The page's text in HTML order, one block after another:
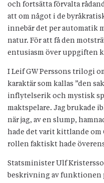
och fortsätta förvalta
att om något i de
innebär det per automatik
natur. För att få den
entusiasm över uppgiften
I Leif GW Perssons trilogi
karaktär som kallas ”den
inflytelserik och mystisk
maktspelare. Jag brukade
när jag, av en slump,
hade det varit kittlande om
rollen faktiskt hade
Statsminister Ulf
beskrivning av funktionen